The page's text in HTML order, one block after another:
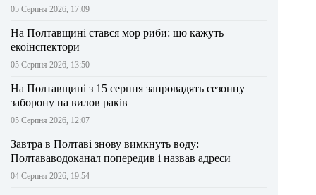
05 Серпня 2026, 17:09
На Полтавщині стався мор риби: що кажуть
екоінспектори
05 Серпня 2026, 13:50
На Полтавщині з 15 серпня запровадять сезонну
заборону на вилов раків
05 Серпня 2026, 12:07
Завтра в Полтаві знову вимкнуть воду:
Полтававодоканал попередив і назвав адреси
04 Серпня 2026, 19:54